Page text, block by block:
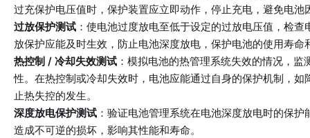
过充保护电压值时，保护装置应立即动作，停止充电，避免电
过放保护测试 ：使电池过度放电至低于设定的过放电压值，检
放保护应能及时生效，防止电池深度放电，保护电池的使用寿命
热控制 / 冷却失效测试 ：模拟电池的热管理系统失效的情况，
性。在热控制或冷却失效时，电池应能通过自身的保护机制，
止热失控的发生。
深度放电保护测试 ：验证电池管理系统在电池深度放电时的保
造成不可逆的损坏，影响其性能和寿命。